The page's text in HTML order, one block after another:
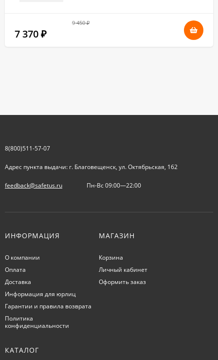
9 450₽
7 370 ₽
8(800)511-57-07
Адрес пункта выдачи: г. Благовещенск, ул. Октябрьская, 162
feedback@safetus.ru Пн-Вс 09:00—22:00
ИНФОРМАЦИЯ
О компании
Оплата
Доставка
Информация для юрлиц
Гарантии и правила возврата
Политика
конфиденциальности
МАГАЗИН
Корзина
Личный кабинет
Оформить заказ
КАТАЛОГ